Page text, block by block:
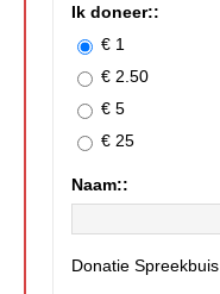
Ik doneer::
€ 1
€ 2.50
€ 5
€ 25
Naam::
Donatie Spreekbuis